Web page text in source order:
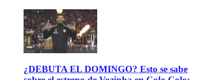
¿DEBUTA EL DOMINGO? Esto se sabe